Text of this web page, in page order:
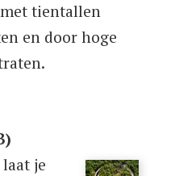
tientallen
en door hoge
laat je